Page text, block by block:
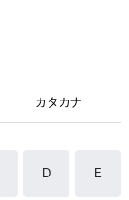
カタカナ
D E